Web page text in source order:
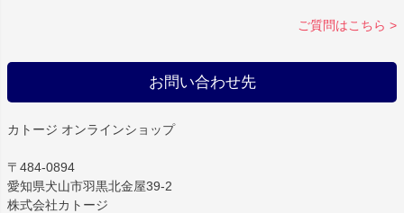
ご質問はこちら >
お問い合わせ先
カトージ オンラインショップ
〒484-0894
愛知県犬山市羽黒北金屋39-2
株式会社カトージ